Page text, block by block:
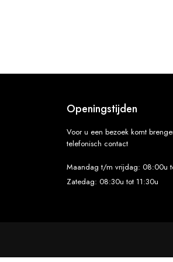
Openingstijden
Voor u een bezoek komt
telefonisch contact
Maandag t/m vrijdag: 08:00u
Zatedag: 08:30u tot 11:30u